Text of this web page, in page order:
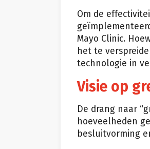
Om de
Mayo Clinic.
het te
technologie in
Visie op
De drang naar
hoeveelheden
besluitvorming